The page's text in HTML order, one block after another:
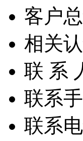
客户
相关
联 系
联系
联系